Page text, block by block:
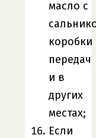
масло с
коробки
передач
и в
других
местах;
Если